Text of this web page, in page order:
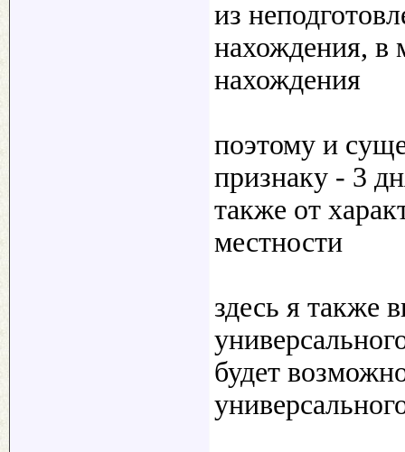
из
нахождения, в
нахождения
поэтому и
признаку - 3
также от
местности
здесь я также
будет